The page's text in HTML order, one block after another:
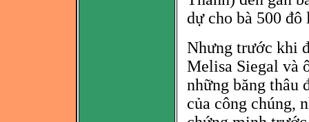
dự cho bà 500 đô
Nhưng trước khi
Melisa Siegal và
nhữngbăng thâu
của công chúng,